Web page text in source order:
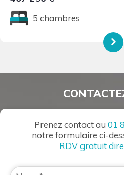
5 chambres
Prenez contact au 01
notre formulaire ci-
RDV gratuit